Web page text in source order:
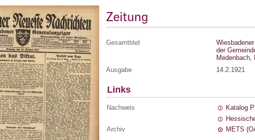
Zeitung
Gesamttitel
der
Medenbach,
Ausgabe
14.2.1921
Links
Nachweis
Katalog
Archiv
METS